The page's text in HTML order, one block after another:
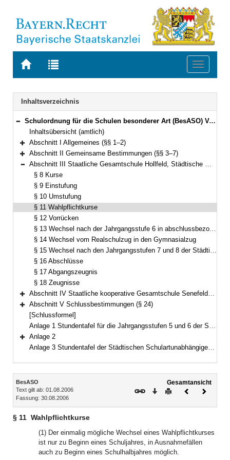
Zur
BAYERN.RECHT
Zur
letzten
Suche
Toggle
Navigation
Inhaltsverzeichnis
Bereich reduzieren
Schulordnung für die Schulen besonderer Art (BesASO) Vom 30. August 2006 (GVBl. S. 722) BayRS 2235-2-1-1-K (§§ 1–24)
Inhaltsübersicht (amtlich)
Bereich erweitern
Abschnitt I Allgemeines (§§ 1–2)
Bereich erweitern
Abschnitt II Gemeinsame Bestimmungen (§§ 3–7)
Bereich reduzieren
Abschnitt III Staatliche Gesamtschule Hollfeld, Städtische Willy-Brandt-Gesamtschule München, Städtische Schulartunabhängige Orientierungsstufe München-Neuperlach (§§ 8–18)
§ 8 Kurse
§ 9 Einstufung
§ 10 Umstufung
§ 11 Wahlpflichtkurse
§ 12 Vorrücken
§ 13 Wechsel nach der Jahrgangsstufe 6 in abschlussbezogene Klassen oder in eine andere Schule
§ 14 Wechsel vom Realschulzug in den Gymnasialzug
§ 15 Wechsel nach den Jahrgangsstufen 7 und 8 der Städtischen Willy-Brandt-Gesamtschule München in abschlussbezogene Klassen
§ 16 Abschlüsse
§ 17 Abgangszeugnis
§ 18 Zeugnisse
Bereich erweitern
Abschnitt IV Staatliche kooperative Gesamtschule Senefelder-Schule Treuchtlingen, Evangelische kooperative Gesamtschule Wilhelm-Löhe-Schule Nürnberg (§§ 19–23)
Bereich erweitern
Abschnitt V Schlussbestimmungen (§ 24)
[Schlussformel]
Anlage 1 Stundentafel für die Jahrgangsstufen 5 und 6 der Staatlichen Gesamtschule Hollfeld
Bereich erweitern
Anlage 2
Anlage 3 Stundentafel der Städtischen Schulartunabhängigen Orientierungsstufe München-Neuperlach
Inhalt
BesASO
Text gilt ab: 01.08.2006
Fassung: 30.08.2006
Gesamtansicht
Download
DruckenVorheriges
§ 11 Wahlpflichtkurse
(1) Der einmalig mögliche Wechsel eines Wahlpflichtkurses
ist nur zu Beginn eines Schuljahres, in Ausnahmefällen
auch zu Beginn eines Schulhalbjahres möglich.